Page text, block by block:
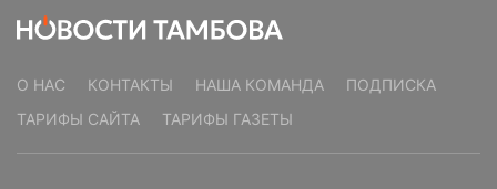
О НАС КОНТАКТЫ НАША КОМАНДА
ПОДПИСКА
ТАРИФЫ САЙТА
ТАРИФЫ ГАЗЕТЫ